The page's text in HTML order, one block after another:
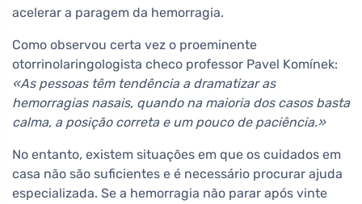
acelerar a paragem da hemorragia.
Como observou certa vez o proeminente
otorrinolaringologista checo professor Pavel Komínek:
«As pessoas têm tendência a dramatizar as
hemorragias nasais, quando na maioria dos casos basta
calma, a posição correta e um pouco de paciência.»
No entanto, existem situações em que os cuidados em
casa não são suficientes e é necessário procurar ajuda
especializada. Se a hemorragia não parar após vinte